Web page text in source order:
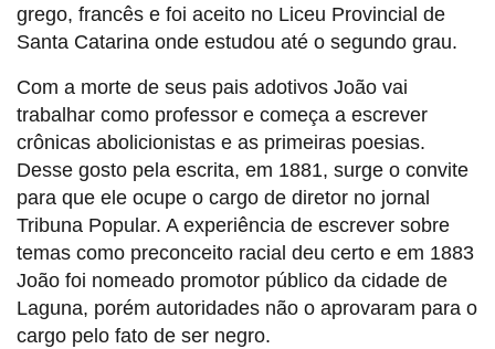
grego, francês e foi aceito no Liceu Provincial de
Santa Catarina onde estudou até o segundo grau.
Com a morte de seus pais adotivos João vai
trabalhar como professor e começa a escrever
crônicas abolicionistas e as primeiras poesias.
Desse gosto pela escrita, em 1881, surge o convite
para que ele ocupe o cargo de diretor no jornal
Tribuna Popular. A experiência de escrever sobre
temas como preconceito racial deu certo e em 1883
João foi nomeado promotor público da cidade de
Laguna, porém autoridades não o aprovaram para o
cargo pelo fato de ser negro.